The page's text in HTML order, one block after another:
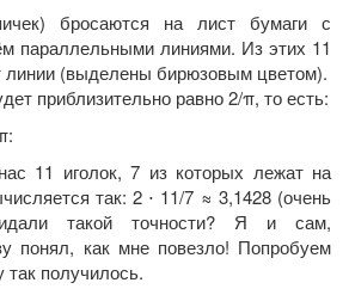
бросаются на лист бумаги с
параллельными линиями. Из этих 11
линии (выделены бирюзовым цветом).
приблизительно равно 2/π, то есть:
11 иголок, 7 из которых лежат на
так: 2 ⋅ 11/7 ≈ 3,1428 (очень
такой точности? Я и сам,
понял, как мне повезло! Попробуем
так получилось.